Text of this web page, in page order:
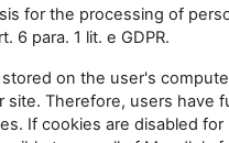
for the processing of
6 para. 1 lit. e GDPR.
on the user's
site. Therefore, users have
If cookies are disabled for